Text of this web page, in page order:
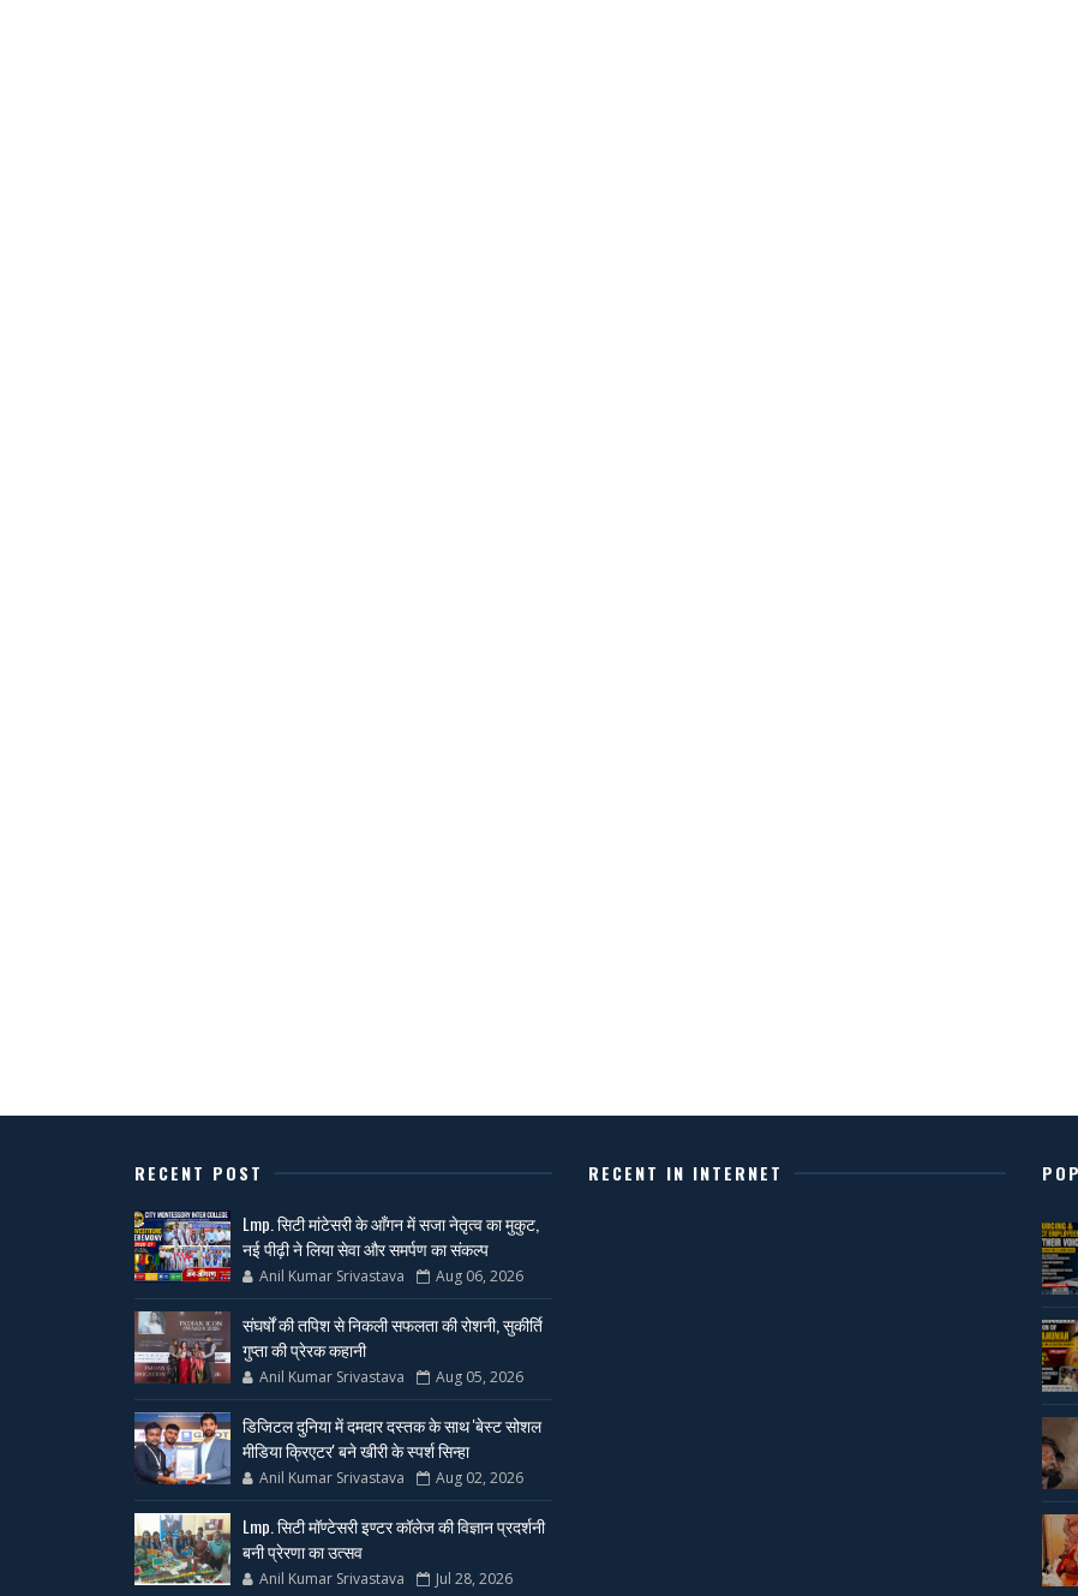
RECENT POST
Lmp. सिटी मांटेसरी के आँगन में सजा नेतृत्व का मुकुट,
नई पीढ़ी ने लिया सेवा और समर्पण का संकल्प
Anil Kumar Srivastava Aug 06, 2026
संघर्षों की तपिश से निकली सफलता की रोशनी, सुकीर्ति
गुप्ता की प्रेरक कहानी
Anil Kumar Srivastava Aug 05, 2026
डिजिटल दुनिया में दमदार दस्तक के साथ 'बेस्ट सोशल
मीडिया क्रिएटर' बने खीरी के स्पर्श सिन्हा
Anil Kumar Srivastava Aug 02, 2026
Lmp. सिटी मॉण्टेसरी इण्टर कॉलेज की विज्ञान प्रदर्शनी
बनी प्रेरणा का उत्सव
Anil Kumar Srivastava Jul 28, 2026
RECENT IN INTERNET